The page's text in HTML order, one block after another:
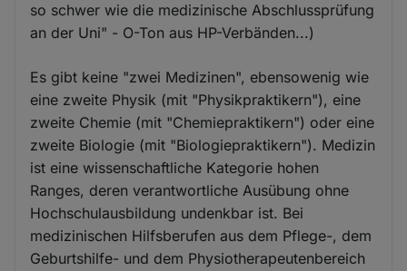
so schwer wie die medizinische Abschlussprüfung
an der Uni" - O-Ton aus HP-Verbänden...)
Es gibt keine "zwei Medizinen", ebensowenig wie
eine zweite Physik (mit "Physikpraktikern"), eine
zweite Chemie (mit "Chemiepraktikern") oder eine
zweite Biologie (mit "Biologiepraktikern"). Medizin
ist eine wissenschaftliche Kategorie hohen
Ranges, deren verantwortliche Ausübung ohne
Hochschulausbildung undenkbar ist. Bei
medizinischen Hilfsberufen aus dem Pflege-, dem
Geburtshilfe- und dem Physiotherapeutenbereich